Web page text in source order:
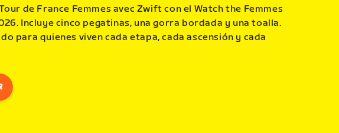
de France Femmes avec Zwift con el Watch the Femmes
Incluye cinco pegatinas, una gorra bordada y una toalla.
para quienes viven cada etapa, cada ascensión y cada